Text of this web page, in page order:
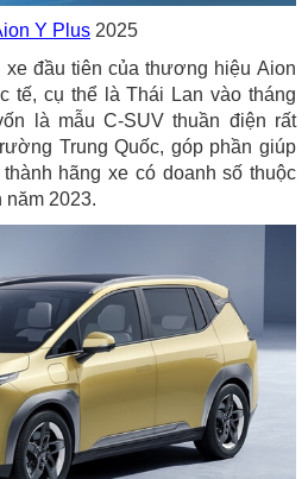
Y Plus 2025
đầu tiên của thương hiệu Aion
tế, cụ thể là Thái Lan vào tháng
là mẫu C-SUV thuần điện rất
Trung Quốc, góp phần giúp
hãng xe có doanh số thuộc
năm 2023.